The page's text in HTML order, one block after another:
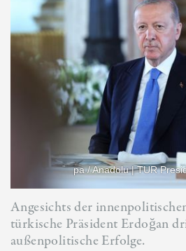
pa / Anadolu | TUR
Angesichts der
türkische Präsident Erdoğan
außenpolitische Erfolge.